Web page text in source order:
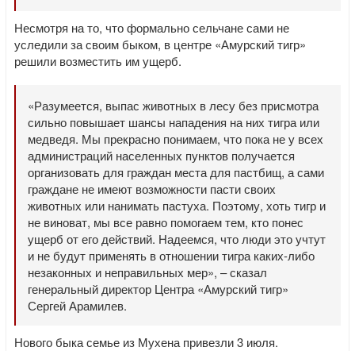
Несмотря на то, что формально сельчане сами не
уследили за своим быком, в центре «Амурский тигр»
решили возместить им ущерб.
«Разумеется, выпас животных в лесу без присмотра
сильно повышает шансы нападения на них тигра или
медведя. Мы прекрасно понимаем, что пока не у всех
администраций населенных пунктов получается
организовать для граждан места для пастбищ, а сами
граждане не имеют возможности пасти своих
животных или нанимать пастуха. Поэтому, хоть тигр и
не виноват, мы все равно помогаем тем, кто понес
ущерб от его действий. Надеемся, что люди это учтут
и не будут применять в отношении тигра каких-либо
незаконных и неправильных мер», – сказал
генеральный директор Центра «Амурский тигр»
Сергей Арамилев.
Нового быка семье из Мухена привезли 3 июля.